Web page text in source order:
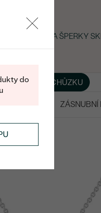
−25 % NA ŠPERKY
SI SCHŮZKU
ZÁSNUBNÍ
do